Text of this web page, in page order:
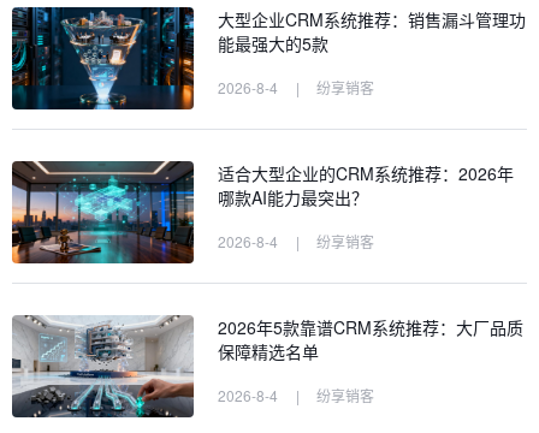
大型企业CRM系统推荐：销售漏斗管理功
能最强大的5款
2026-8-4 | 纷享销客
适合大型企业的CRM系统推荐：2026年
哪款AI能力最突出？
2026-8-4 | 纷享销客
2026年5款靠谱CRM系统推荐：大厂品质
保障精选名单
2026-8-4 | 纷享销客